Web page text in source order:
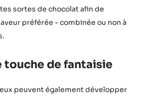
sortes de chocolat afin de
préférée - combinée ou non à
touche de fantaisie
peuvent également développer